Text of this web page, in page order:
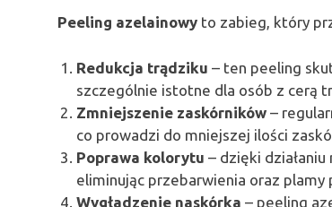
Peeling azelainowy to zabieg, który
Redukcja trądziku – ten peeling
szczególnie istotne dla osób z cerą
Zmniejszenie zaskórników –
co prowadzi do mniejszej ilości
Poprawa kolorytu – dzięki
eliminując przebarwienia oraz plamy
Wygładzenie naskórka – peeling